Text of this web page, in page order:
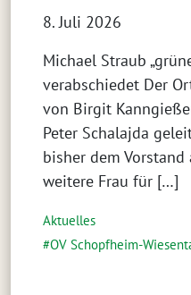
8. Juli 2026
Michael Straub
verabschiedet Der
von Birgit
Peter Schalajda
bisher dem
weitere Frau für […]
Aktuelles
OV Schopfheim-